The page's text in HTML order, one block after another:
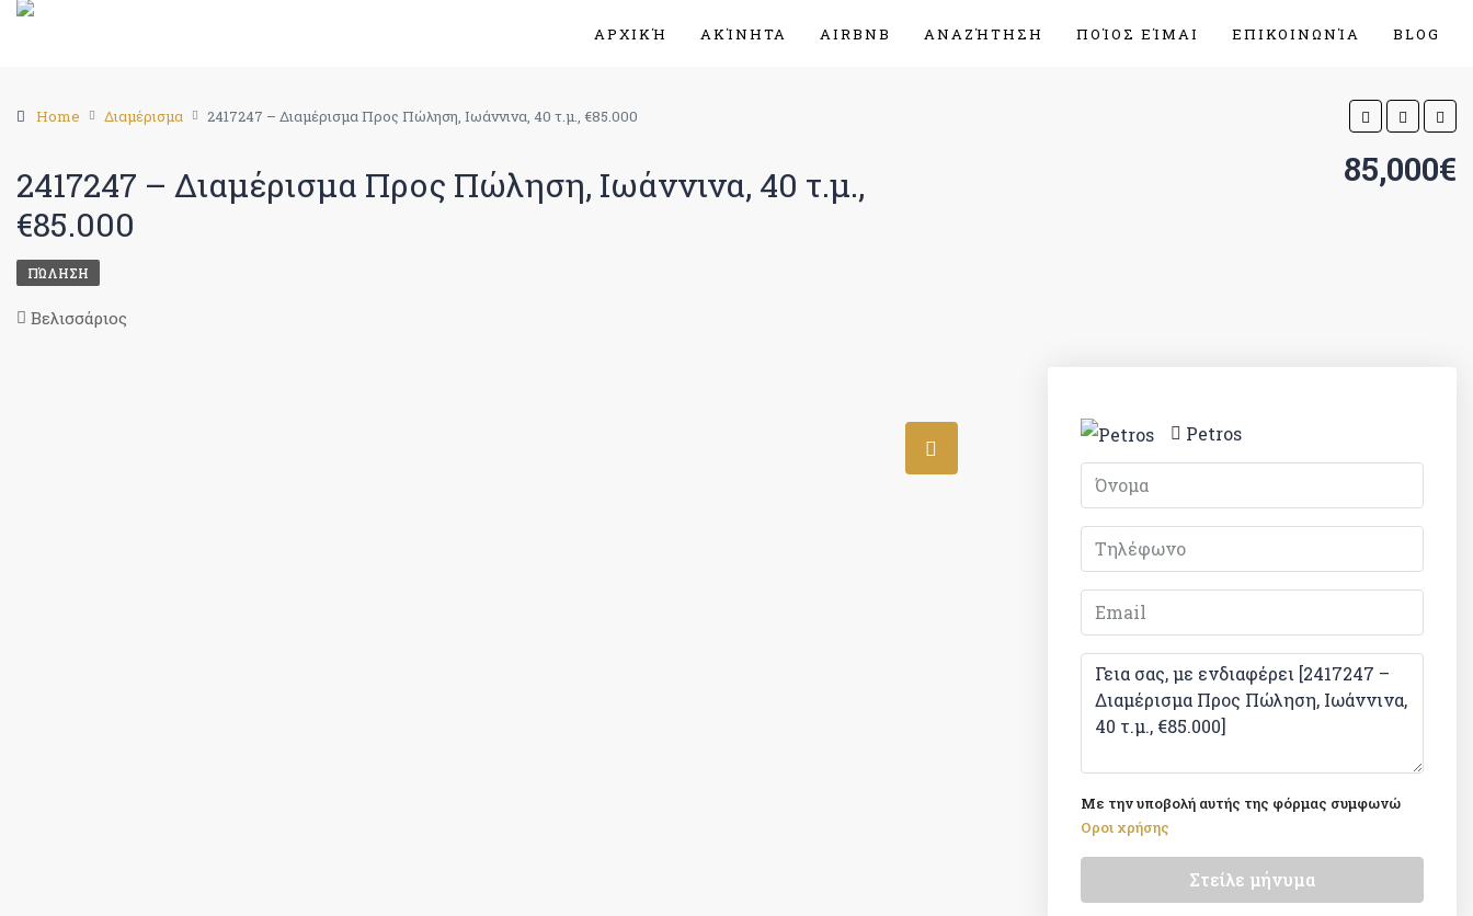
ΑΡΧΙΚΉ ΑΚΊΝΗΤΑ AIRBNB ΑΝΑΖΉΤΗΣΗ ΠΟΊΟΣ ΕΊΜΑΙ ΕΠΙΚΟΙΝΩΝΊΑ BLOG
Home Διαμέρισμα 2417247 – Διαμέρισμα Προς Πώληση, Ιωάννινα, 40 τ.μ., €85.000
2417247 – Διαμέρισμα Προς Πώληση, Ιωάννινα, 40 τ.μ.,
€85.000
85,000€
ΠΏΛΗΣΗ
Βελισσάριος
Petros
Με την υποβολή αυτής της φόρμας συμφωνώ
Οροι χρήσης
Στείλε μήνυμα